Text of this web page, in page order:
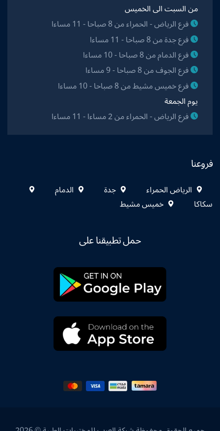
من السبت الى الخميس
فرع الرياض - الحمراء من 8 صباحا - 11 مساءا
فرع جدة من 8 صباحا - 11 مساءا
فرع الدمام من 8 صباحا - 10 مساءا
فرع الجوف من 8 صباحا - 9 مساءا
فرع خميس مشيط من 8 صباحا - 10 مساءا
يوم الجمعة
فرع الرياض - الحمراء من 2 مساءا - 11 مساءا
فروعنا
الرياض الحمراء جدة
الدمام
سكاكا
خميس مشيط
حمل تطبيقنا على